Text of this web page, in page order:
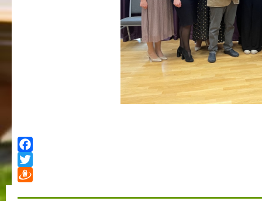
BPVV skolotāju konsultāciju grafiks 2025./2026. m.g.
Audzināšanas darba prioritātes
Individuālie nepieciešamie mācību līdzekļi un piederumi darbam
stundās
Ēdienkarte
Kontakti
Facebook
Twitter